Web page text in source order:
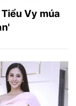
Vy múa